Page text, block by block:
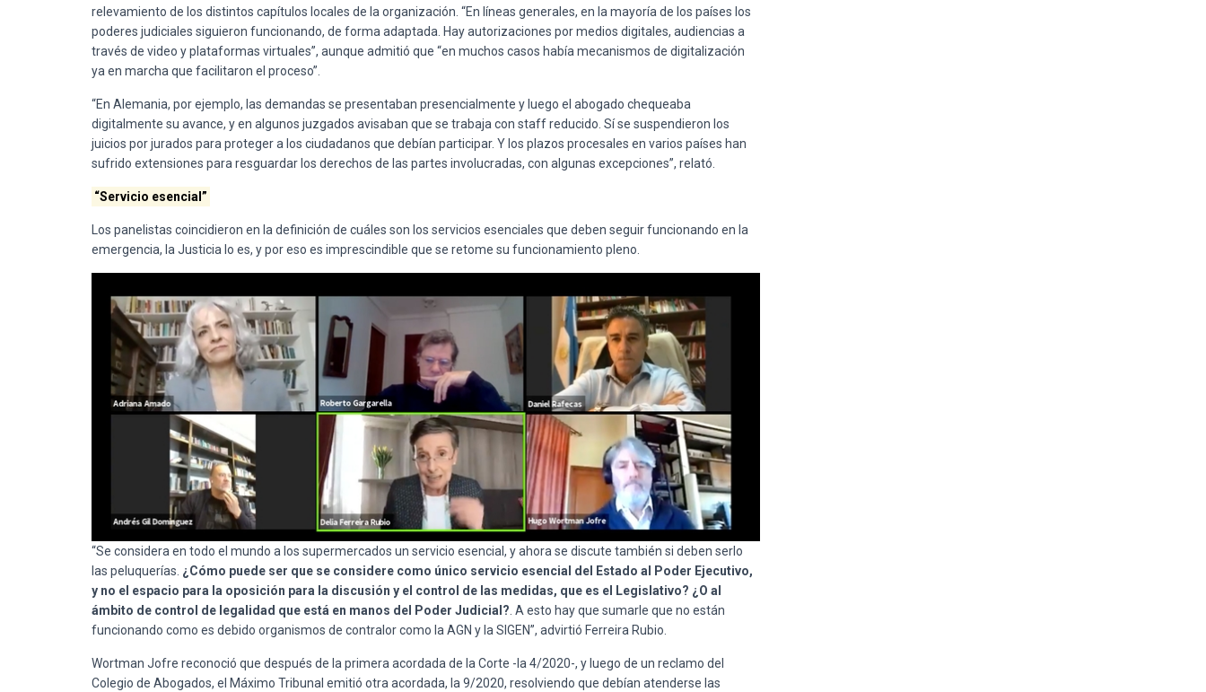
relevamiento de los distintos capítulos locales de la organización. “En líneas generales, en la mayoría de los países los
poderes judiciales siguieron funcionando, de forma adaptada. Hay autorizaciones por medios digitales, audiencias a
través de video y plataformas virtuales”, aunque admitió que “en muchos casos había mecanismos de digitalización
ya en marcha que facilitaron el proceso”.
“En Alemania, por ejemplo, las demandas se presentaban presencialmente y luego el abogado chequeaba
digitalmente su avance, y en algunos juzgados avisaban que se trabaja con staff reducido. Sí se suspendieron los
juicios por jurados para proteger a los ciudadanos que debían participar. Y los plazos procesales en varios países han
sufrido extensiones para resguardar los derechos de las partes involucradas, con algunas excepciones”, relató.
“Servicio esencial”
Los panelistas coincidieron en la definición de cuáles son los servicios esenciales que deben seguir funcionando en la
emergencia, la Justicia lo es, y por eso es imprescindible que se retome su funcionamiento pleno.
“Se considera en todo el mundo a los supermercados un servicio esencial, y ahora se discute también si deben serlo
las peluquerías. ¿Cómo puede ser que se considere como único servicio esencial del Estado al Poder Ejecutivo,
y no el espacio para la oposición para la discusión y el control de las medidas, que es el Legislativo? ¿O al
ámbito de control de legalidad que está en manos del Poder Judicial? . A esto hay que sumarle que no están
funcionando como es debido organismos de contralor como la AGN y la SIGEN”, advirtió Ferreira Rubio.
Wortman Jofre reconoció que después de la primera acordada de la Corte -la 4/2020-, y luego de un reclamo del
Colegio de Abogados, el Máximo Tribunal emitió otra acordada, la 9/2020, resolviendo que debían atenderse las